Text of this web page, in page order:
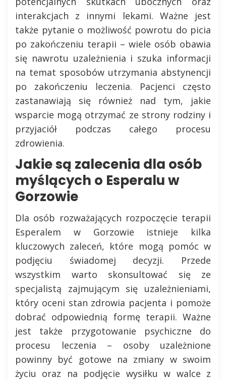
interakcjach z innymi lekami. Ważne jest
także pytanie o możliwość powrotu do picia
po zakończeniu terapii – wiele osób obawia
się nawrotu uzależnienia i szuka informacji
na temat sposobów utrzymania abstynencji
po zakończeniu leczenia. Pacjenci często
zastanawiają się również nad tym, jakie
wsparcie mogą otrzymać ze strony rodziny i
przyjaciół podczas całego procesu
zdrowienia.
Jakie są zalecenia dla osób
myślących o Esperalu w
Gorzowie
Dla osób rozważających rozpoczęcie terapii
Esperalem w Gorzowie istnieje kilka
kluczowych zaleceń, które mogą pomóc w
podjęciu świadomej decyzji. Przede
wszystkim warto skonsultować się ze
specjalistą zajmującym się uzależnieniami,
który oceni stan zdrowia pacjenta i pomoże
dobrać odpowiednią formę terapii. Ważne
jest także przygotowanie psychiczne do
procesu leczenia – osoby uzależnione
powinny być gotowe na zmiany w swoim
życiu oraz na podjęcie wysiłku w walce z